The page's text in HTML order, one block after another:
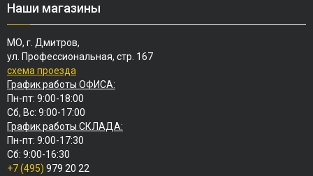
Наши магазины
МО, г. Дмитров,
ул. Профессиональная, стр. 167
схема проезда
График работы ОФИСА:
Пн-пт: 9:00-18:00
Сб, Вс: 9:00-17:00
График работы СКЛАДА:
Пн-пт: 9:00-17:30
Сб: 9:00-16:30
+7 (495) 979 20 22